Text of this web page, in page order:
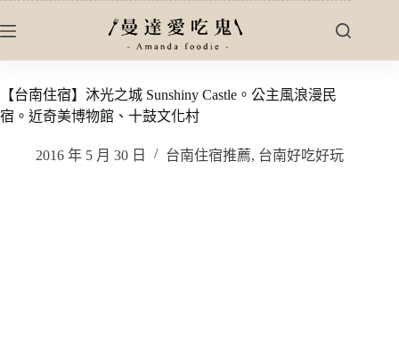
至
內
容
【台南住宿】沐光之城 Sunshiny Castle。公主風浪漫民
宿。近奇美博物館、十鼓文化村
2016 年 5 月 30 日 台南住宿推薦, 台南好吃好玩